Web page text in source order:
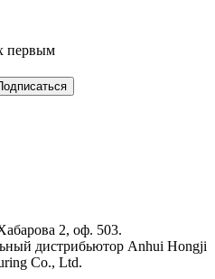
первым
2, оф. 503.
дистрибьютор Anhui Hongji
Co., Ltd.